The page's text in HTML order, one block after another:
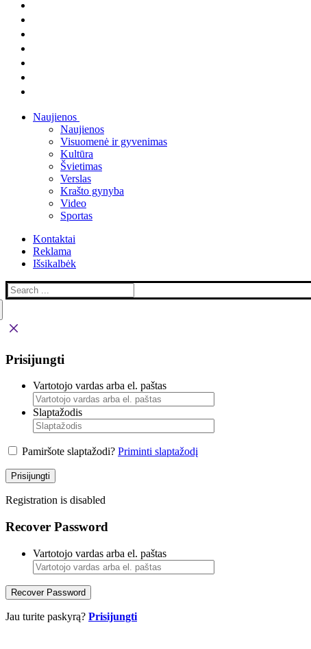
Naujienos
Naujienos
Visuomenė ir gyvenimas
Kultūra
Švietimas
Verslas
Krašto gynyba
Video
Sportas
Kontaktai
Reklama
Išsikalbėk
Prisijungti
Vartotojo vardas arba el. paštas
Slaptažodis
Pamiršote slaptažodi? Priminti slaptažodį
Prisijungti
Registration is disabled
Recover Password
Vartotojo vardas arba el. paštas
Recover Password
Jau turite paskyrą? Prisijungti